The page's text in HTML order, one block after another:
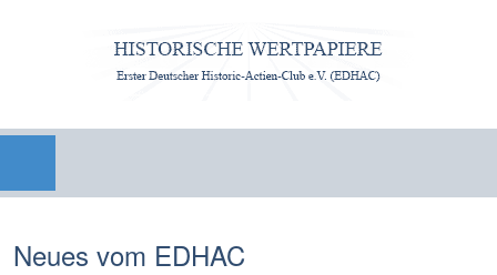
Neues vom EDHAC